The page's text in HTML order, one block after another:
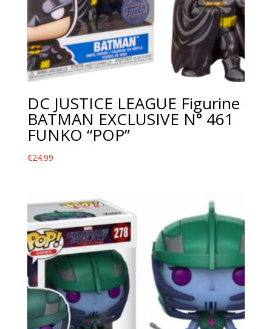
DC JUSTICE LEAGUE Figurine
BATMAN EXCLUSIVE N° 461
FUNKO “POP”
€24.99